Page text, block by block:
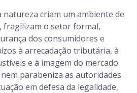
natureza criam um ambiente de
fragilizam o setor formal,
dos consumidores e
à arrecadação tributária, à
e à imagem do mercado
parabeniza as autoridades
em defesa da legalidade,